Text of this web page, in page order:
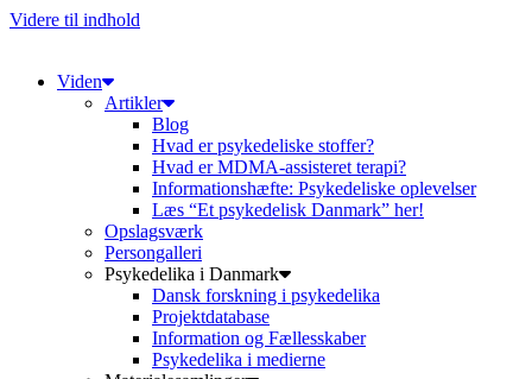
Videre til indhold
Viden
Artikler
Blog
Hvad er psykedeliske stoffer?
Hvad er MDMA-assisteret terapi?
Informationshæfte: Psykedeliske oplevelser
Læs “Et psykedelisk Danmark” her!
Opslagsværk
Persongalleri
Psykedelika i Danmark
Dansk forskning i psykedelika
Projektdatabase
Information og Fællesskaber
Psykedelika i medierne